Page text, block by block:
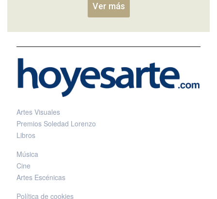
Ver más
Artes Visuales
Premios Soledad Lorenzo
Libros
Música
Cine
Artes Escénicas
Política de cookies